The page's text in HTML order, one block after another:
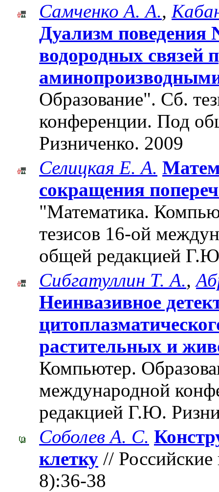
Самченко А. А.,
Дуализм
водородных связей
Образование". Cб.
конференции. Под
Ризниченко. 2009
Селицкая Е. А.
сокращения
"Математика.
тезисов 16-ой
общей редакцией
Сибгатуллин Т. А.,
Неинвазивное
растительных и
Компьютер.
международной
редакцией Г.Ю.
Соболев А. С.
клетку //
8):36-38